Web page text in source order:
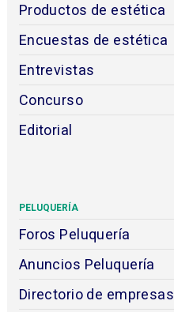
Productos de estética
Encuestas de estética
Entrevistas
Concurso
Editorial
PELUQUERÍA
Foros Peluquería
Anuncios Peluquería
Directorio de empresas